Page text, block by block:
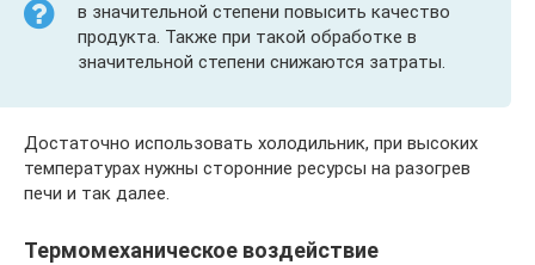
в значительной степени повысить качество
продукта. Также при такой обработке в
значительной степени снижаются затраты.
Достаточно использовать холодильник, при высоких
температурах нужны сторонние ресурсы на разогрев
печи и так далее.
Термомеханическое воздействие